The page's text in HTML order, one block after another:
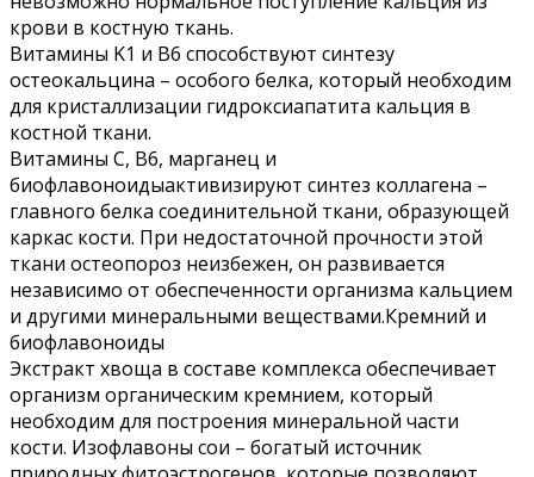
крови в костную ткань.
Витамины K1 и B6 способствуют синтезу
остеокальцина – особого белка, который необходим
для кристаллизации гидроксиапатита кальция в
костной ткани.
Витамины С, B6, марганец и
биофлавоноидыактивизируют синтез коллагена –
главного белка соединительной ткани, образующей
каркас кости. При недостаточной прочности этой
ткани остеопороз неизбежен, он развивается
независимо от обеспеченности организма кальцием
и другими минеральными веществами.Кремний и
биофлавоноиды
Экстракт хвоща в составе комплекса обеспечивает
организм органическим кремнием, который
необходим для построения минеральной части
кости. Изофлавоны сои – богатый источник